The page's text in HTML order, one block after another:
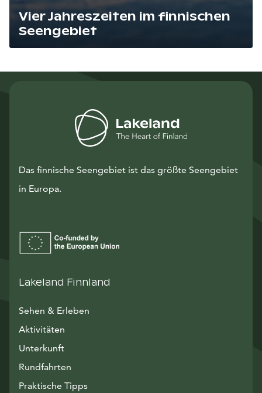
Vier Jahreszeiten im finnischen
Seengebiet
Das finnische Seengebiet ist das größte Seengebiet
in Europa.
Lakeland Finnland
Sehen & Erleben
Aktivitäten
Unterkunft
Rundfahrten
Praktische Tipps